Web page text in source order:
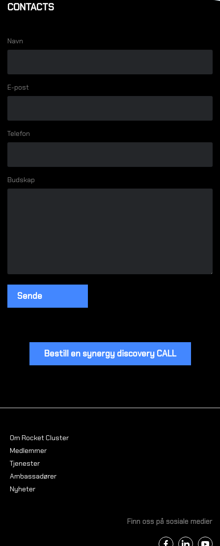
CONTACTS
Navn
E-post
Telefon
Budskap
Bestill en synergy discovery CALL
Om Rocket Cluster
Medlemmer
Tjenester
Ambassadører
Nyheter
Finn oss på sosiale medier